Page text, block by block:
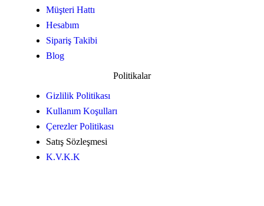
Müşteri Hattı
Hesabım
Sipariş Takibi
Blog
Politikalar
Gizlilik Politikası
Kullanım Koşulları
Çerezler Politikası
Satış Sözleşmesi
K.V.K.K